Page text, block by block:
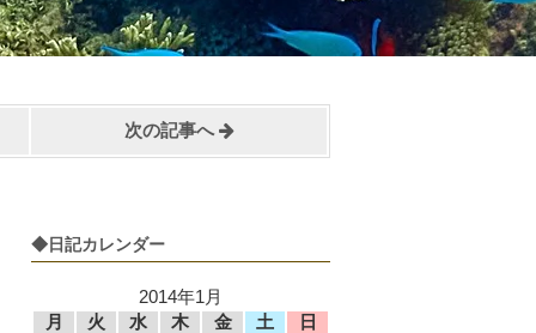
次の記事へ
◆日記カレンダー
2014年1月
月
火 水 木 金 土
日